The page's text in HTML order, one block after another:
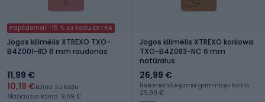
Papildomai -15 % su kodu EXTRA
Jogos kilimėlis XTREXO TXO-
B4Z001-RD 6 mm raudonas
11,99 €
10,19 €kaina su kodu
Mažiausia kaina: 9,09 €
Jogos kilimėlis XTREXO korkowa
TXO-B4Z083-NC 6 mm
natūralus
26,99 €
Rekomenduojama gamintojo kaina:
29,99 €